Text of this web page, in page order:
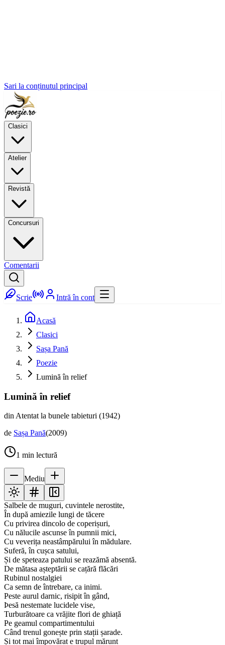
Sari la conținutul principal
Clasici
Atelier
Revistă
Concursuri
Comentarii
Scrie Intră în cont
Acasă
Clasici
Sașa Pană
Poezie
Lumină în relief
Lumină în relief
din Atentat la bunele tabieturi (1942)
de Sașa Pană(2009)
1 min lectură
Mediu
Salbele de muguri, cuvintele nerostite,
În după amiezile lungi de tăcere
Cu privirea dincolo de coperișuri,
Cu nălucile ascunse în pumnii mici,
Cu veverița neastâmpărului în mădulare.
Suferă, în cușca satului,
Și de speteaza patului se reazămă absentă.
De mătasa așteptării se cațără flăcări
Rubinul nostalgiei
Ca semn de întrebare, ca inimi.
Peste aurul darnic, risipit în gând,
Þesă nestemate lucidele vise,
Turburătoare ca vrăjite flori de ghiață
Pe geamul compartimentului
Când trenul gonește prin stații șarade.
Și tot mai împovărat e trupul mărunt